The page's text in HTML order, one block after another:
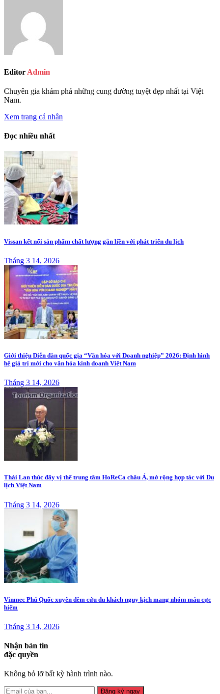
Editor Admin
Chuyên gia khám phá những cung đường tuyệt đẹp nhất tại Việt
Nam.
Xem trang cá nhân
Đọc nhiều nhất
Vissan kết nối sản phẩm chất lượng gắn liền với phát triển du lịch
Tháng 3 14, 2026
Giới thiệu Diễn đàn quốc gia “Văn hóa với Doanh nghiệp” 2026: Định hình
hệ giá trị mới cho văn hóa kinh doanh Việt Nam
Tháng 3 14, 2026
Thái Lan thúc đẩy vị thế trung tâm HoReCa châu Á, mở rộng hợp tác với Du
lịch Việt Nam
Tháng 3 14, 2026
Vinmec Phú Quốc xuyên đêm cứu du khách nguy kịch mang nhóm máu cực
hiếm
Tháng 3 14, 2026
Nhận bản tin
đặc quyền
Không bỏ lỡ bất kỳ hành trình nào.
Đăng ký ngay